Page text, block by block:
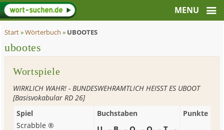
Start»Wörterbuch » UBOOTES
ubootes
Wortspiele
WIRKLICH WAHR! - BUNDESWEHRAMTLICH HEISST ES UBOOT
[Basisvokabular RD 26]
Spiel
Buchstaben
Punkte
Scrabble ®